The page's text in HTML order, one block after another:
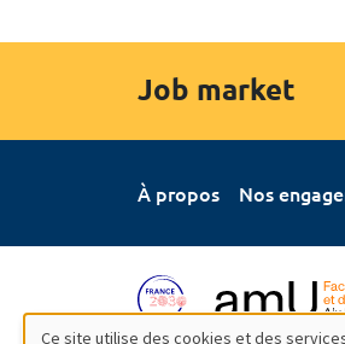
Job market
À propos Nos
Ce site utilise des cookies et des